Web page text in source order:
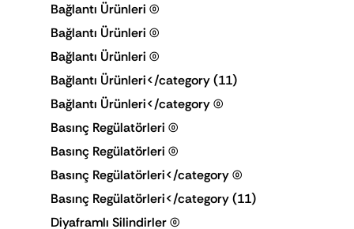
Bağlantı Ürünleri (0)
Bağlantı Ürünleri (0)
Bağlantı Ürünleri (0)
Bağlantı Ürünleri</category(11)
Bağlantı Ürünleri</category(0)
Basınç Regülatörleri (0)
Basınç Regülatörleri (0)
Basınç Regülatörleri</category(0)
Basınç Regülatörleri</category(11)
Diyaframlı Silindirler(0)